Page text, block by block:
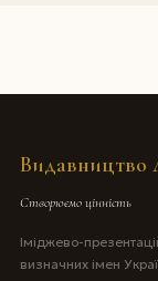
Видавництво
Створюємо цінність
Іміджево-
визначних імен